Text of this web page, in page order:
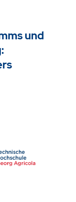
und